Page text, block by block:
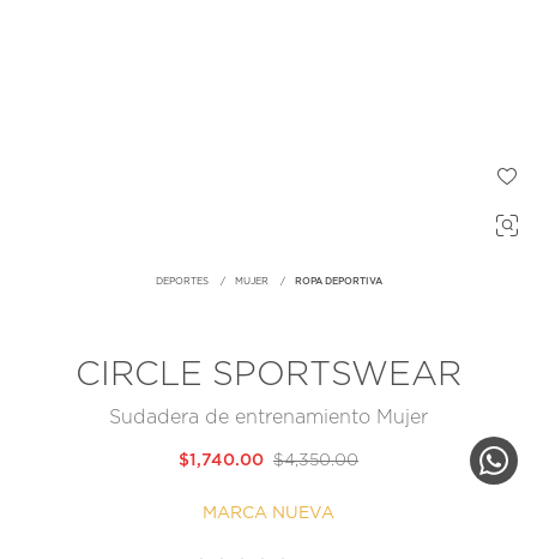
DEPORTES MUJER ROPA DEPORTIVA
CIRCLE SPORTSWEAR
Sudadera de entrenamiento Mujer
$4,350.00
$1,740.00
MARCA NUEVA